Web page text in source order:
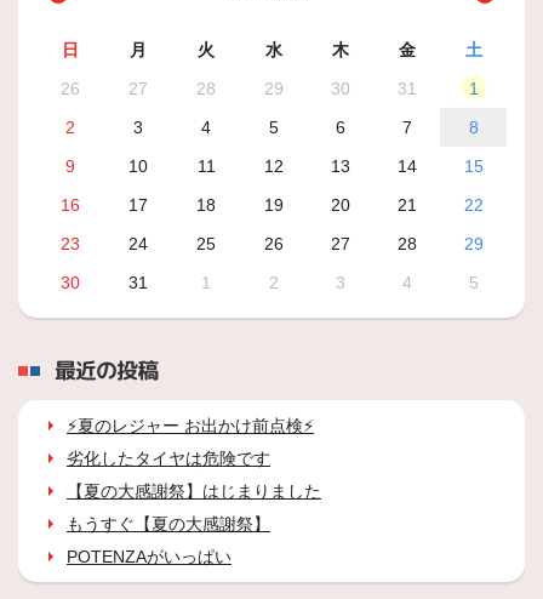
日 月 火 水 木 金
土
26
27 28 29 30 31
1
2
3 4 5 6 7
8
9
10 11 12 13 14
15
16
17 18 19 20 21
22
23
24 25 26 27 28
29
30
31 1 2 3 4 5
最近の投稿
⚡夏のレジャー お出かけ前点検⚡
劣化したタイヤは危険です
【夏の大感謝祭】はじまりました
もうすぐ【夏の大感謝祭】
POTENZAがいっぱい